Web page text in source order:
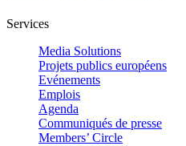
Services
Media Solutions
Projets publics européens
Evénements
Emplois
Agenda
Communiqués de presse
Members’ Circle